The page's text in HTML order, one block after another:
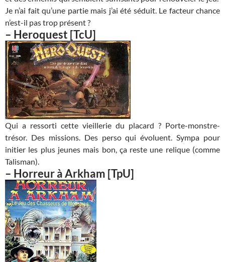
Je n’ai fait qu’une partie mais j’ai été séduit. Le facteur chance
n’est-il pas trop présent ?
– Heroquest [TcU]
Qui a ressorti cette vieillerie du placard ? Porte-monstre-
trésor. Des missions. Des perso qui évoluent. Sympa pour
initier les plus jeunes mais bon, ça reste une relique (comme
Talisman).
– Horreur à Arkham [TpU]